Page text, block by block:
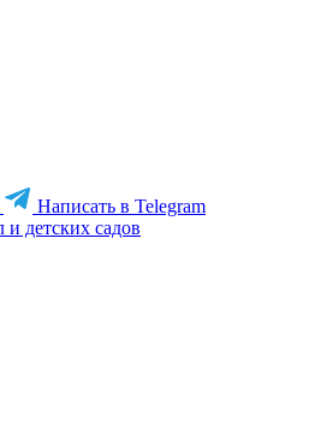
Написать в Telegram
детских садов